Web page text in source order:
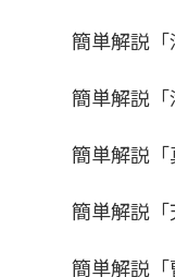
簡単解説「
簡単解説「
簡単解説「
簡単解説「
簡単解説「